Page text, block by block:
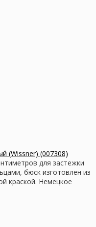
(Wissner) (007308)
для застежки
бюск изготовлен из
краской. Немецкое